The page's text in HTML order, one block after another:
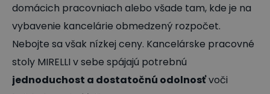
domácich pracovniach alebo všade tam, kde je na
vybavenie kancelárie obmedzený rozpočet.
Nebojte sa však nízkej ceny. Kancelárske pracovné
stoly MIRELLI v sebe spájajú potrebnú
jednoduchost a dostatočnú odolnosťvoči